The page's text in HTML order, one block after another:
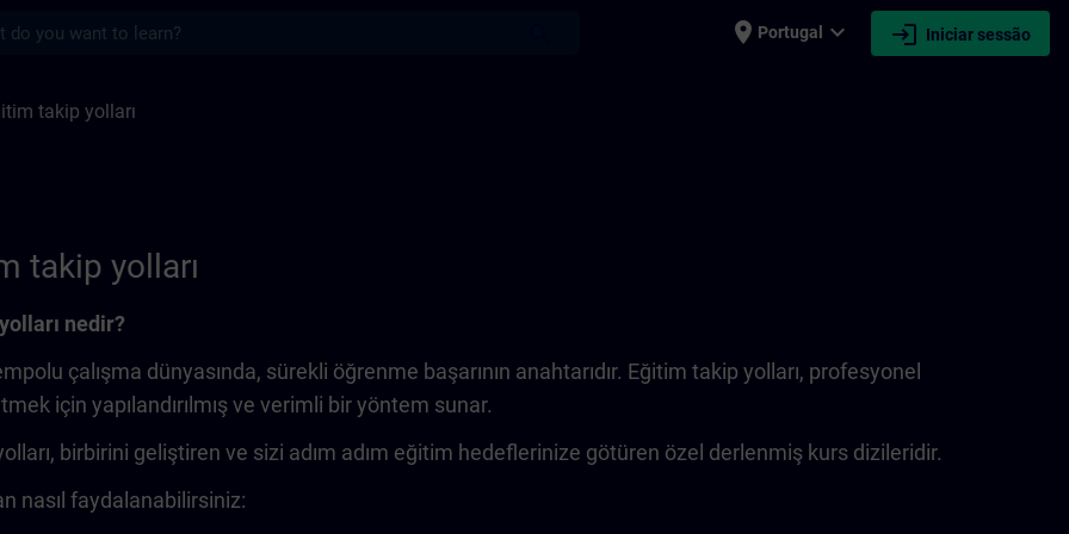
place Portugal expand_more login Iniciar sessão
takip yolları
takip yolları
nedir?
çalışma dünyasında, sürekli öğrenme başarının anahtarıdır. Eğitim takip yolları, profesyonel
için yapılandırılmış ve verimli bir yöntem sunar.
birbirini geliştiren ve sizi adım adım eğitim hedeflerinize götüren özel derlenmiş kurs dizileridir.
nasıl faydalanabilirsiniz: